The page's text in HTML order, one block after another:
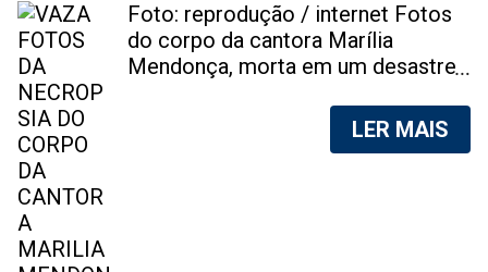
Foto: reprodução / internet Fotos
do corpo da cantora Marília
Mendonça, morta em um desastre
foram vazadas na internet. A
divulgação de fotos do corpo de
LER MAIS